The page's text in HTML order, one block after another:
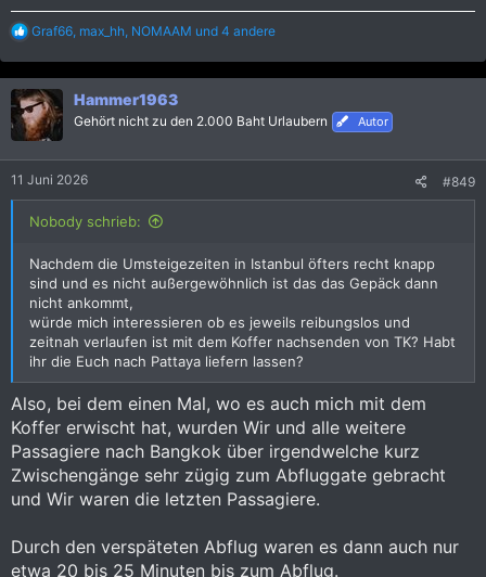
R
a
k
t
i
o
n
:
Graf66 max_hh NOMAAM und 4 andere
Hammer1963
Gehört nicht zu den 2.000 Baht Urlaubern Autor
11 Juni 2026 #849
Nobody schrieb:
Nachdem die Umsteigezeiten in Istanbul öfters recht knapp
sind und es nicht außergewöhnlich ist das das Gepäck dann
nicht ankommt,
würde mich interessieren ob es jeweils reibungslos und
zeitnah verlaufen ist mit dem Koffer nachsenden von TK? Habt
ihr die Euch nach Pattaya liefern lassen?
Also, bei dem einen Mal, wo es auch mich mit dem
Koffer erwischt hat, wurden Wir und alle weitere
Passagiere nach Bangkok über irgendwelche kurz
Zwischengänge sehr zügig zum Abfluggate gebracht
und Wir waren die letzten Passagiere.
Durch den verspäteten Abflug waren es dann auch nur
etwa 20 bis 25 Minuten bis zum Abflug.